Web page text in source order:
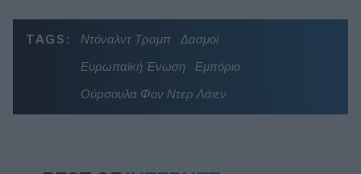
TAGS: Ντόναλντ Τραμπ
Δασμοί
Ευρωπαϊκή Ένωση
Εμπόριο
Ούρσουλα Φον Ντερ Λάιεν